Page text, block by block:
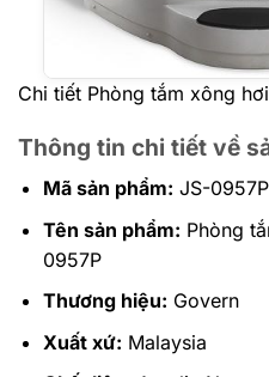
Chi tiết Phòng tắm xông
Thông tin chi tiết về
Mã sản phẩm: JS-0957P
Tên sản phẩm: Phòng
0957P
Thương hiệu: Govern
Xuất xứ: Malaysia